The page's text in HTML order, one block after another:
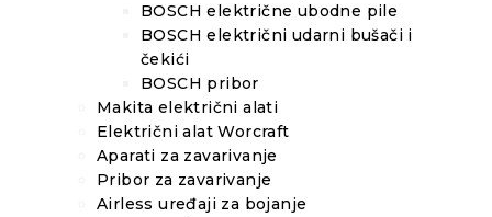
BOSCH električne ubodne pile
BOSCH električni udarni bušači i
čekići
BOSCH pribor
Makita električni alati
Električni alat Worcraft
Aparati za zavarivanje
Pribor za zavarivanje
Airless uređaji za bojanje